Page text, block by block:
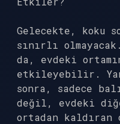
Gelecekte, koku
sınırlı
da, evdeki
etkileyebilir.
sonra, sadece
değil, evdeki
ortadan kaldıran